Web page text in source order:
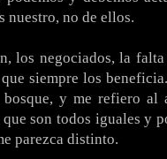
nuestro, no de ellos.
los negociados, la falta
siempre los
y me refiero al
son todos iguales y
parezca distinto.